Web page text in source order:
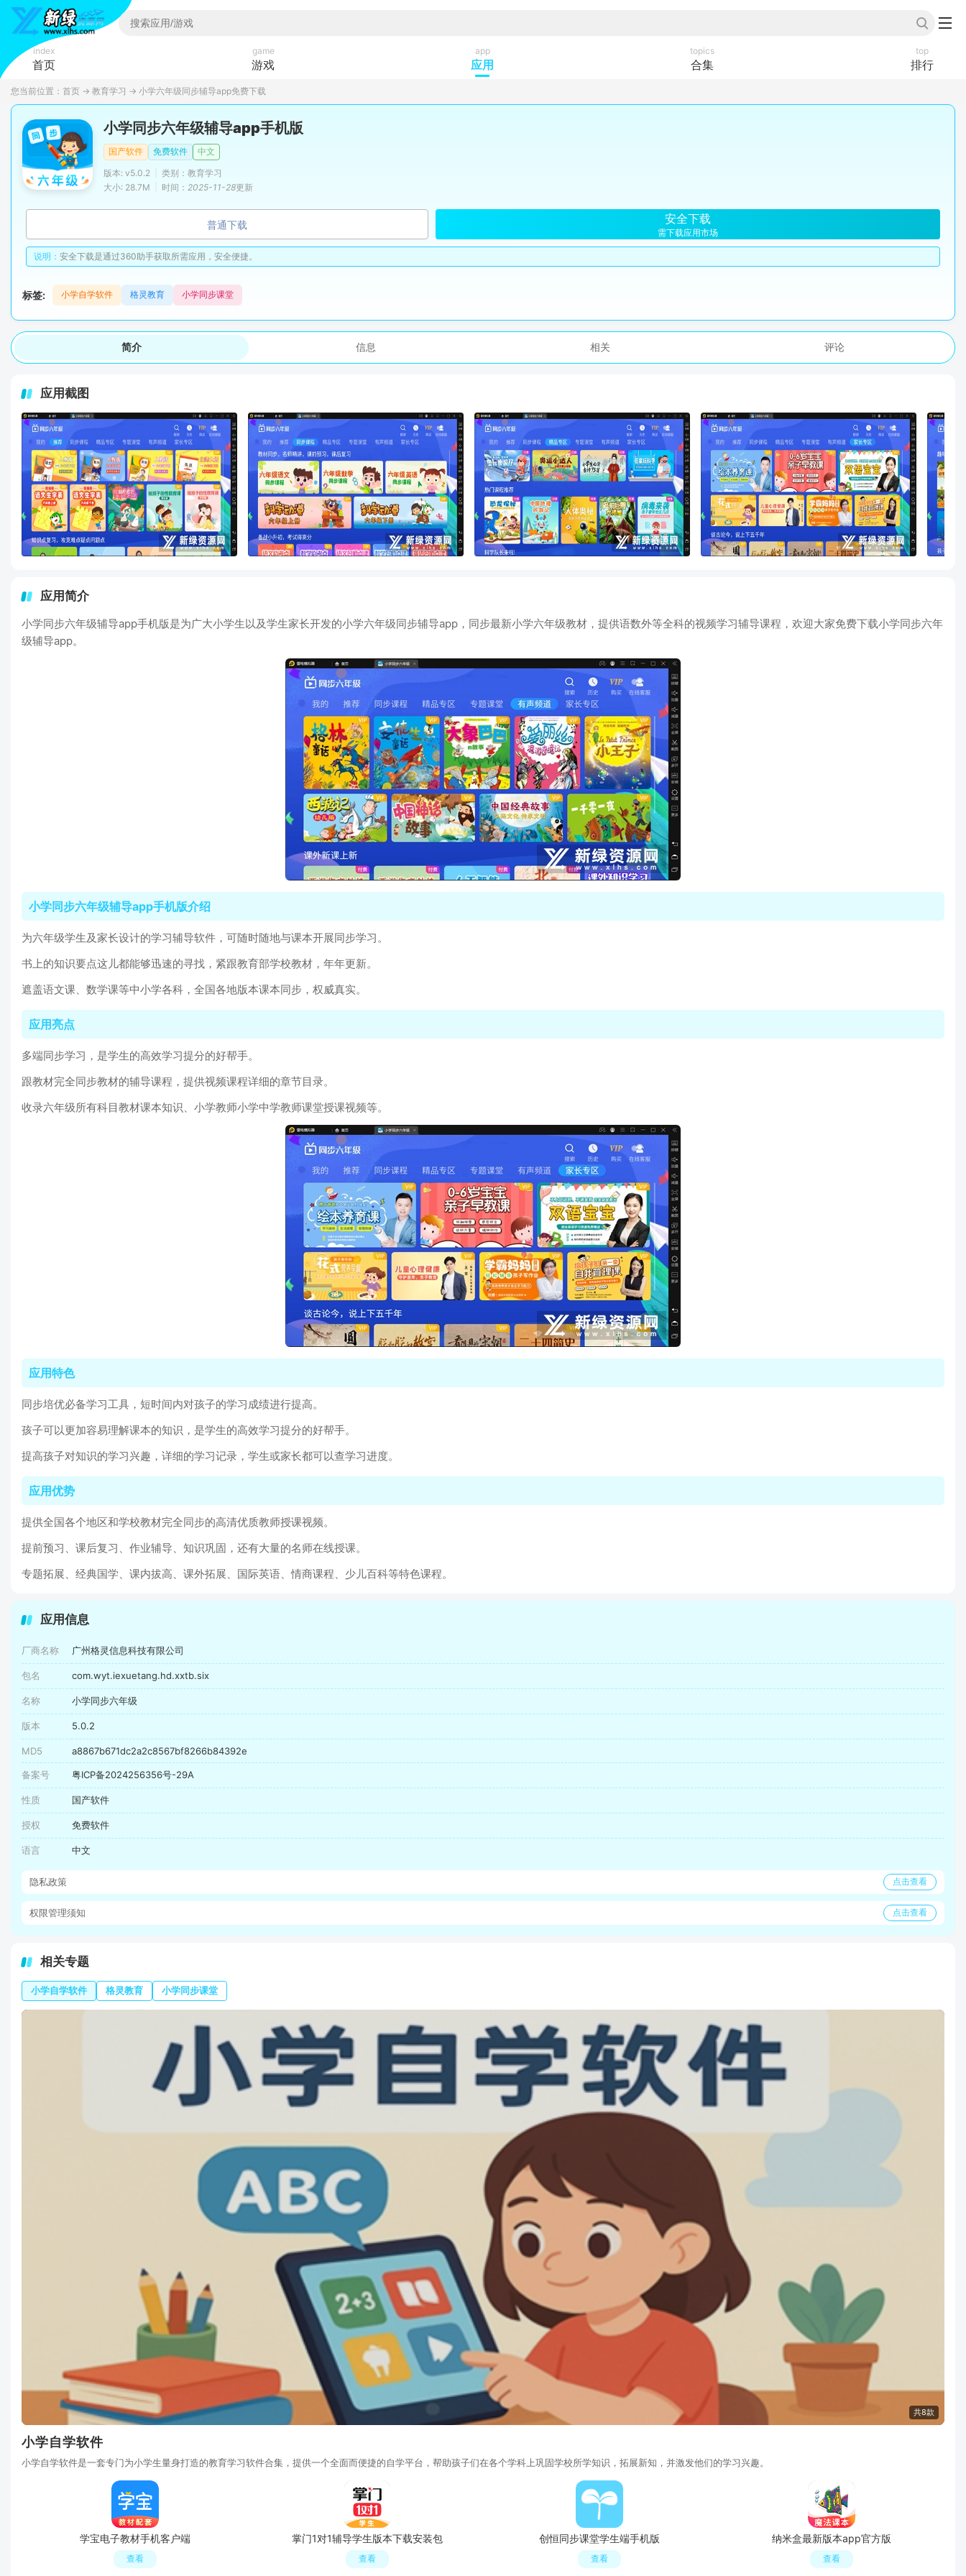
index
首页
game
游戏
app
应用
topics
合集
top
排行
您当前位置： 首页 → 教育学习 → 小学六年级同步辅导app免费下载
小学同步六年级辅导app手机版
国产软件 免费软件
中文
版本: v5.0.2
类别：教育学习
大小: 28.7M
时间： 2025-11-28更新
普通下载 安全下载
需下载应用市场
说明： 安全下载是通过360助手获取所需应用，安全便捷。
标签: 小学自学软件 格灵教育 小学同步课堂
简介 信息 相关 评论
应用截图
应用简介
小学同步六年级辅导app手机版是为广大小学生以及学生家长开发的小学六年级同步辅导app，同步最新小学六年级教材，提供语数外等全科的视频学习辅导课程，欢迎大家免费下载小学同步六年
级辅导app。
小学同步六年级辅导app手机版介绍
为六年级学生及家长设计的学习辅导软件，可随时随地与课本开展同步学习。
书上的知识要点这儿都能够迅速的寻找，紧跟教育部学校教材，年年更新。
遮盖语文课、数学课等中小学各科，全国各地版本课本同步，权威真实。
应用亮点
多端同步学习，是学生的高效学习提分的好帮手。
跟教材完全同步教材的辅导课程，提供视频课程详细的章节目录。
收录六年级所有科目教材课本知识、小学教师小学中学教师课堂授课视频等。
应用特色
同步培优必备学习工具，短时间内对孩子的学习成绩进行提高。
孩子可以更加容易理解课本的知识，是学生的高效学习提分的好帮手。
提高孩子对知识的学习兴趣，详细的学习记录，学生或家长都可以查学习进度。
应用优势
提供全国各个地区和学校教材完全同步的高清优质教师授课视频。
提前预习、课后复习、作业辅导、知识巩固，还有大量的名师在线授课。
专题拓展、经典国学、课内拔高、课外拓展、国际英语、情商课程、少儿百科等特色课程。
应用信息
厂商名称 广州格灵信息科技有限公司
包名 com.wyt.iexuetang.hd.xxtb.six
名称 小学同步六年级
版本 5.0.2
MD5 a8867b671dc2a2c8567bf8266b84392e
备案号 粤ICP备2024256356号-29A
性质 国产软件
授权 免费软件
语言 中文
隐私政策 点击查看
权限管理须知 点击查看
相关专题
小学自学软件 格灵教育 小学同步课堂
共8款
小学自学软件
小学自学软件是一套专门为小学生量身打造的教育学习软件合集，提供一个全面而便捷的自学平台，帮助孩子们在各个学科上巩固学校所学知识，拓展新知，并激发他们的学习兴趣。
学宝电子教材手机客户端
查看
掌门1对1辅导学生版本下载安装包
查看
创恒同步课堂学生端手机版
查看
纳米盒最新版本app官方版
查看